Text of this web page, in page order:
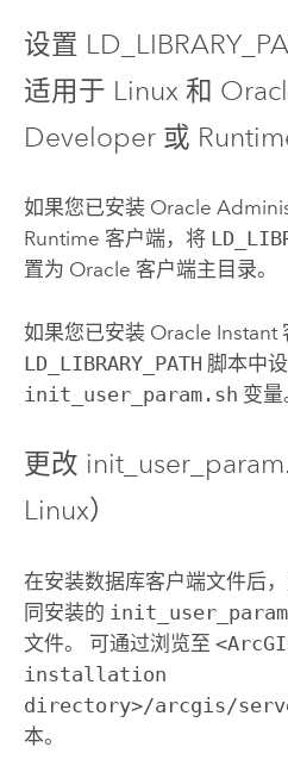
设置
适用于 Linux和
Developer 或
如果您已安装 Oracle
Runtime 客户端，将
置为 Oracle 客户端主目录。
如果您已安装 Oracle Instant
LD_LIBRARY_PATH 脚本中
init_user_param.sh 变量
更改
Linux）
在安装数据库客户端文件后
同安装的
文件。 可通过浏览至
installation
directory>/arcgis/
本。